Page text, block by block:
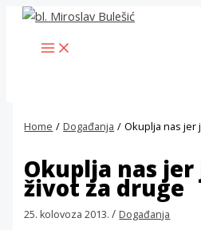
Skip
content
MAIN
MENU
Home Događanja Okuplja nas jer
Okuplja nas jer
život za druge
25. kolovoza 2013./ Događanja